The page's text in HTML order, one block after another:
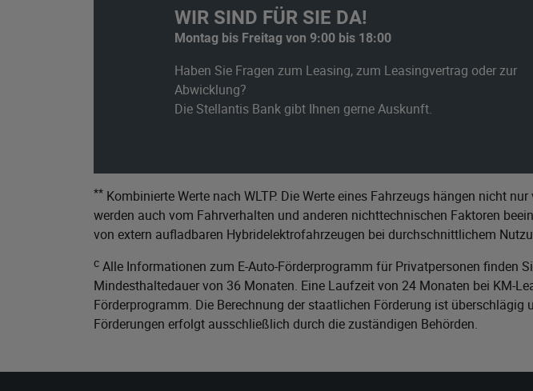
WIR SIND FÜR SIE DA!
Montag bis Freitag von 9:00 bis 18:00
Haben Sie Fragen zum Leasing, zum Leasingvertrag oder zur
Abwicklung?
Die Stellantis Bank gibt Ihnen gerne Auskunft.
** Kombinierte Werte nach WLTP. Die Werte eines Fahrzeugs hängen nicht
werden auch vom Fahrverhalten und anderen nichttechnischen Faktoren
von extern aufladbaren Hybridelektrofahrzeugen bei durchschnittlichem
c Alle Informationen zum E-Auto-Förderprogramm für Privatpersonen finden
Mindesthaltedauer von 36 Monaten. Eine Laufzeit von 24 Monaten bei KM-
Förderprogramm. Die Berechnung der staatlichen Förderung ist
Förderungen erfolgt ausschließlich durch die zuständigen Behörden.